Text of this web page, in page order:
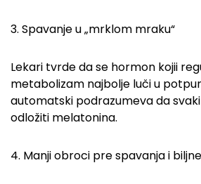
3. Spavanje u „mrklom mraku“
Lekari tvrde da se hormon kojii
metabolizam najbolje luči u
automatski podrazumeva da
odložiti melatonina.
4. Manji obroci pre spavanja i